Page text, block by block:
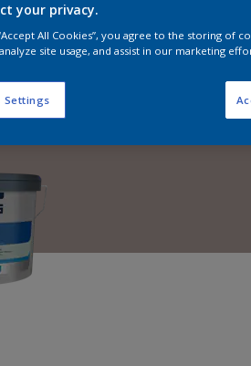
your privacy.
All Cookies”, you agree to the storing of
site usage, and assist in our marketing
Settings